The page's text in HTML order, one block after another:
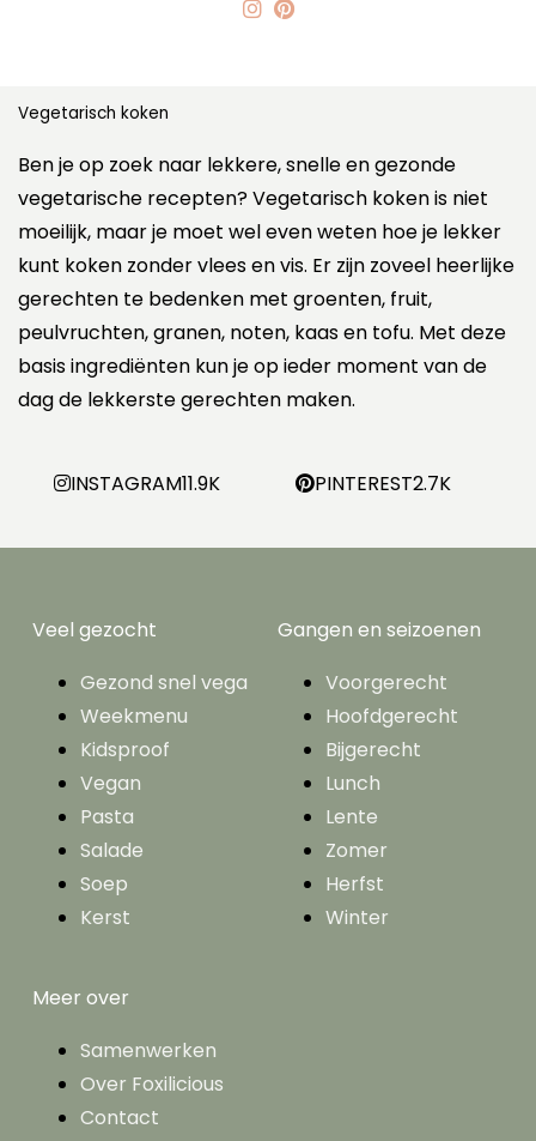
Vegetarisch koken
Ben je op zoek naar lekkere, snelle en gezonde
vegetarische recepten? Vegetarisch koken is niet
moeilijk, maar je moet wel even weten hoe je lekker
kunt koken zonder vlees en vis. Er zijn zoveel heerlijke
gerechten te bedenken met groenten, fruit,
peulvruchten, granen, noten, kaas en tofu. Met deze
basis ingrediënten kun je op ieder moment van de
dag de lekkerste gerechten maken.
INSTAGRAM11.9K PINTEREST2.7K
Veel gezocht
Gezond snel vega
Weekmenu
Kidsproof
Vegan
Pasta
Salade
Soep
Kerst
Gangen en seizoenen
Voorgerecht
Hoofdgerecht
Bijgerecht
Lunch
Lente
Zomer
Herfst
Winter
Meer over
Samenwerken
Over Foxilicious
Contact